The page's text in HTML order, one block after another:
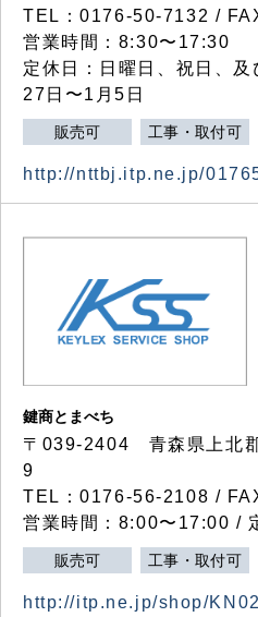
TEL：0176-50-7132 /
営業時間：8:30〜17:30
定休日：日曜日、祝日、
27日〜1月5日
販売可 工事・取付可
http://nttbj.itp.ne.jp/
鍵商とまべち
〒039-2404 青森県上北
9
TEL：0176-56-2108 /
営業時間：8:00〜17:00 /
販売可 工事・取付可
http://itp.ne.jp/shop/